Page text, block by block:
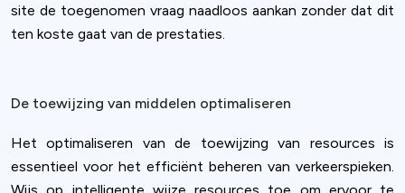
site de toegenomen vraag naadloos aankan zonder dat dit
ten koste gaat van de prestaties.
De toewijzing van middelen optimaliseren
Het optimaliseren van de toewijzing van resources is
essentieel voor het efficiënt beheren van verkeerspieken.
Wijs op intelligente wijze resources toe om ervoor te